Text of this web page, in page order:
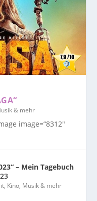
& mehr
image=“8312″
– Mein Tagebuch
Kino, Musik & mehr